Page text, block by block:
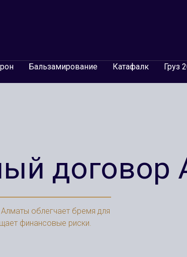
Бальзамирование Катафалк Груз
договор
облегчает бремя для
финансовые риски.